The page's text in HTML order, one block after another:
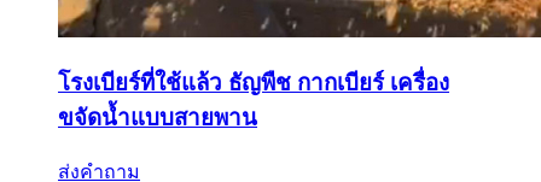
โรงเบียร์ที่ใช้แล้ว ธัญพืช กากเบียร์ เครื่อง
ขจัดน้ำแบบสายพาน
ส่งคำถาม